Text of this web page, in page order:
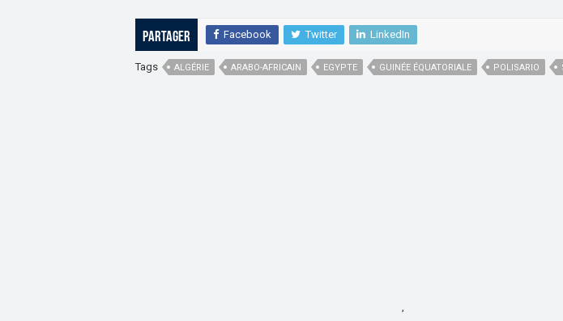
Partager Facebook Twitter LinkedIn
Tags ALGÉRIE ARABO-AFRICAIN EGYPTE GUINÉE ÉQUATORIALE POLISARIO
,